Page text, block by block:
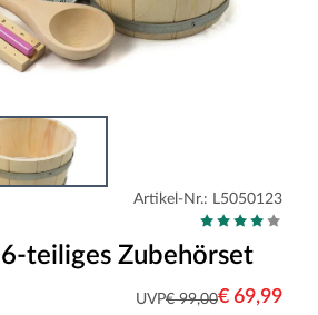
Artikel-Nr.: L5050123
6-teiliges Zubehörset
UVP€ 99,00€ 69,99